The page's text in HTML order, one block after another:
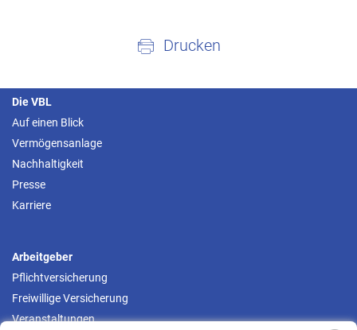
Drucken
Die VBL
Auf einen Blick
Vermögensanlage
Nachhaltigkeit
Presse
Karriere
Arbeitgeber
Pflichtversicherung
Freiwillige Versicherung
Veranstaltungen